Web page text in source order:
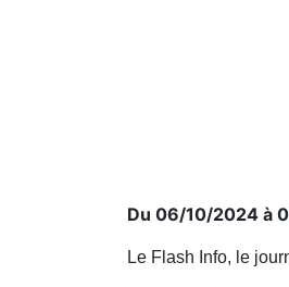
Du 06/10/2024 à
Le Flash Info, le